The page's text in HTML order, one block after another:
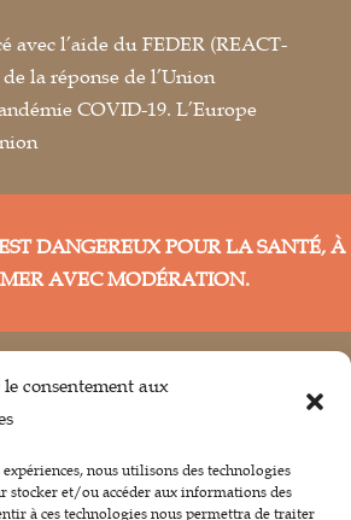
le consentement aux
nous utilisons des technologies
stocker et/ou accéder aux informations des
à ces technologies nous permettra de traiter
avec l’aide du FEDER (REACT-
la réponse de l’Union
COVID-19. L’Europe
DANGEREUX POUR LA SANTÉ, À
AVEC MODÉRATION.
distillation 2022 IMentions
confidentialité